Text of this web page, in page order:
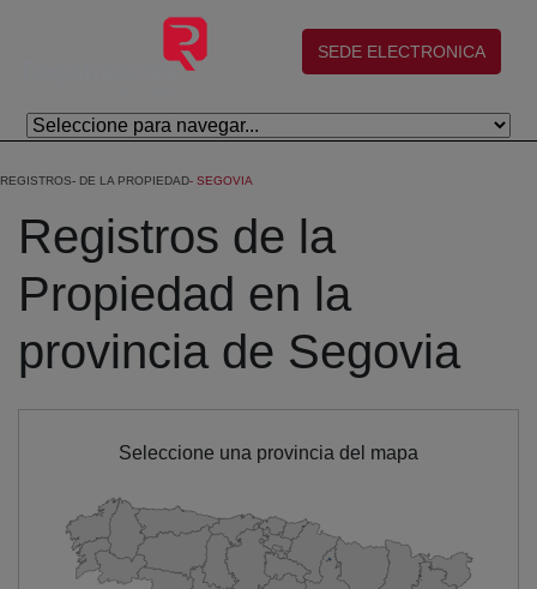
Skip to Main Content
(abre en nueva ventana)
SEDE ELECTRONICA
REGISTROS DE LA PROPIEDAD SEGOVIA
Registros de la
Propiedad en la
provincia de Segovia
Seleccione una provincia del mapa